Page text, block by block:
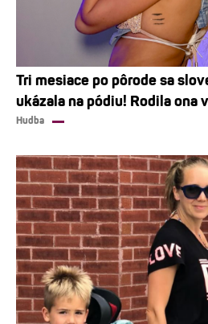
Tri mesiace po pôrode sa
ukázala na pódiu! Rodila ona
Hudba